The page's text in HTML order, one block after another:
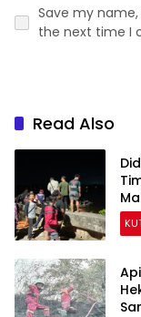
Save my
the next time I
Read Also